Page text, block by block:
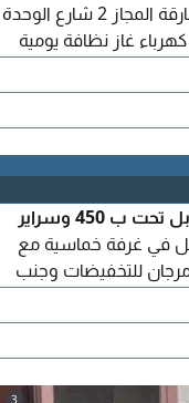
في غرفة رباعية عدد قليل داخل الشقة الشارقة المجاز 2 شارع الوحدة
غاز نظافة يومية
متاح سراير شباب دبل فوق ب 400 دبل تحت ب 450 وسراير
ب 600 وسراير سنجل في غرفة خماسية مع
مقابل مرجان للتخفيضات وجنب
3